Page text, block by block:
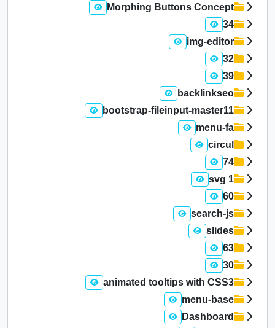
Morphing Buttons Concept
34
img-editor
32
39
backlinkseo
bootstrap-fileinput-master11
menu-fa
circul
74
1 svg
60
search-js
slides
63
30
animated tooltips with CSS3
menu-base
Dashboard